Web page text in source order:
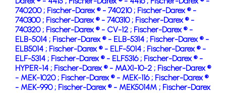
740200 ; Fischer-Darex ® - 740210 ; Fischer-Darex ® -
740300 ; Fischer-Darex ® - 740310 ; Fischer-Darex ® -
740320 ; Fischer-Darex ® - CV-12 ; Fischer-Darex ® -
ELB-5014 ; Fischer-Darex ® - ELB-5314 ; Fischer-Darex ® -
ELB5014 ; Fischer-Darex ® - ELF-5014 ; Fischer-Darex ® -
ELF-5314 ; Fischer-Darex ® - ELF5316 ; Fischer-Darex ® -
HYPER-14 ; Fischer-Darex ® - MAXI-10-2 ; Fischer-Darex ®
- MEK-1020 ; Fischer-Darex ® - MEK-116 ; Fischer-Darex ®
- MEK-990 ; Fischer-Darex ® - MEK5014M ; Fischer-Darex